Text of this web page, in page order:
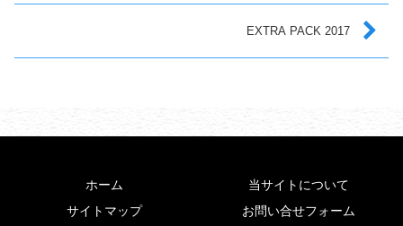
EXTRA PACK 2017
ホーム
当サイトについて
サイトマップ
お問い合せフォーム